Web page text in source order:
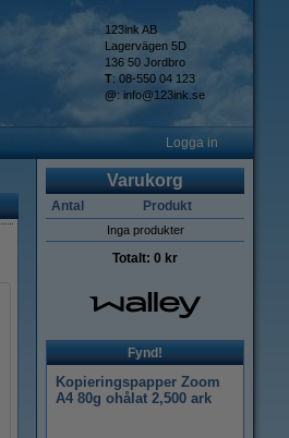
123ink AB
Lagervägen 5D
136 50 Jordbro
T: 08-550 04 123
@: info@123ink.se
Logga in
Varukorg
Antal Produkt
Inga produkter
Totalt: 0 kr
Fynd!
Kopieringspapper Zoom
A4 80g ohålat 2,500 ark